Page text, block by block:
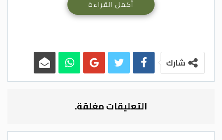
من تعقب المطلوب رقم (4) من تلك القائمة /
عبدالله بن زايد عبدالرحمن البكري الشهري،
الأربعاء الموافق 12 / 1 / 1444هـ في حي
السامر بمحافظة جدة، وعند مباشرة إجراءات
قبضه بادر بتفجير نفسه بواسطة حزام ناسف
المقيمين من الجنسية الباكستانية وثلاثة من
للمستشفى لتلقي العلاج اللازم.
أكمل القراءة
شارك
التعليقات مغلقة.